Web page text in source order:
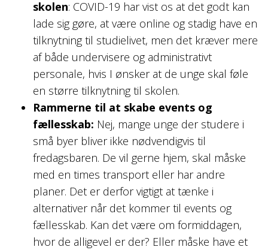
skolen: COVID-19 har vist os at det godt kan
lade sig gøre, at være online og stadig have en
tilknytning til studielivet, men det kræver mere
af både undervisere og administrativt
personale, hvis I ønsker at de unge skal føle
en større tilknytning til skolen.
Rammerne til at skabe events og
fællesskab: Nej, mange unge der studere i
små byer bliver ikke nødvendigvis til
fredagsbaren. De vil gerne hjem, skal måske
med en times transport eller har andre
planer. Det er derfor vigtigt at tænke i
alternativer når det kommer til events og
fællesskab. Kan det være om formiddagen,
hvor de alligevel er der? Eller måske have et